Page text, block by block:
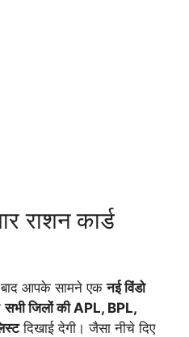
राशन कार्ड
आपके सामने एकनई विंडो
सभी जिलों की APL, BPL,
दिखाई देगी। जैसा नीचे दिए